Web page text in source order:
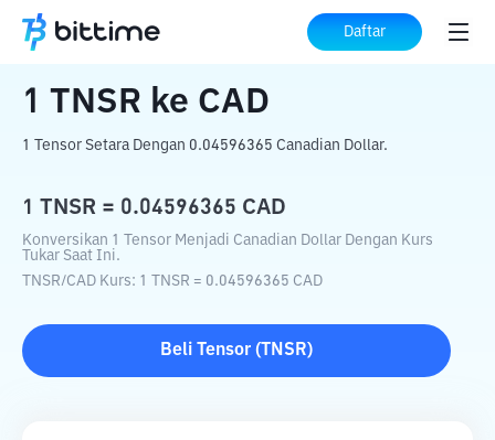
Daftar
Beranda Konverter Kripto CAD
1 TNSR ke CAD
1 Tensor Setara Dengan 0.04596365 Canadian Dollar.
1 TNSR = 0.04596365 CAD
Konversikan 1 Tensor Menjadi Canadian Dollar Dengan Kurs
Tukar Saat Ini.
TNSR/CAD Kurs: 1 TNSR = 0.04596365 CAD
Beli Tensor ( TNSR)